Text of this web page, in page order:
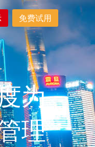
免费试用
为
理